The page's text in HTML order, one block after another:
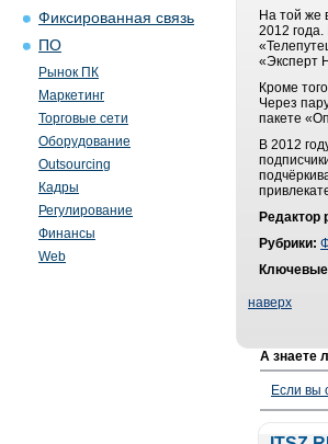
Фиксированная связь
ПО
Рынок ПК
Маркетинг
Торговые сети
Оборудование
Outsourcing
Кадры
Регулирование
Финансы
Web
На той же
2012
«Эксперт
Кроме
Через
пакете
В 2012
Редактор
Рубрики:
наверх
А знаете
Если вы